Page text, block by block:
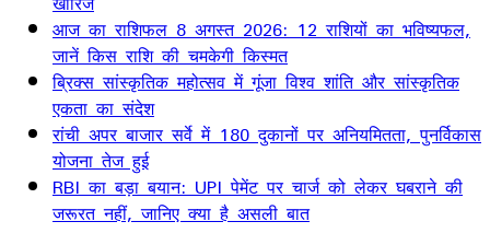
आज का राशिफल 8 अगस्त 2026: 12 राशियों का भविष्यफल,
जानें किस राशि की चमकेगी किस्मत
ब्रिक्स सांस्कृतिक महोत्सव में गूंजा विश्व शांति और सांस्कृतिक
एकता का संदेश
रांची अपर बाजार सर्वे में 180 दुकानों पर अनियमितता, पुनर्विकास
योजना तेज हुई
RBI का बड़ा बयान: UPI पेमेंट पर चार्ज को लेकर घबराने की
जरूरत नहीं, जानिए क्या है असली बात